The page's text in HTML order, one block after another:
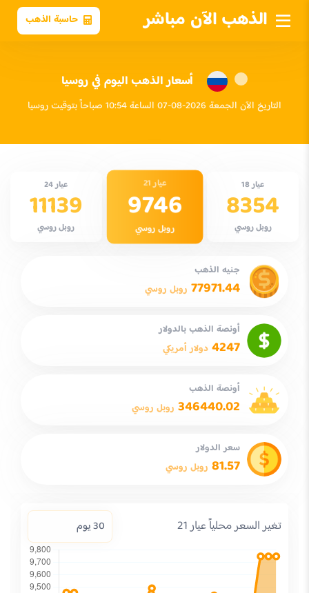
الذهب الآن مباشر حاسبة الذهب
أسعار الذهب اليوم في روسيا
التاريخ الآن الجمعة 2026-08-07 الساعة 10:54 صباحاً بتوقيت روسيا
عيار 18
8354
روبل روسي
عيار 21
9746
روبل روسي
عيار 24
11139
روبل روسي
جنيه الذهب
77971.44 روبل روسي
أونصة الذهب بالدولار
4247 دولار أمريكي
أونصة الذهب
346440.02 روبل روسي
سعر الدولار
81.57 روبل روسي
تغير السعر محلياً عيار 21